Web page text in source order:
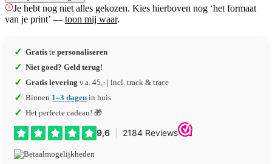
Je hebt nog niet alles gekozen. Kies hierboven nog ‘het formaat
van je print’ — toon mij waar.
✓ Gratis te personaliseren
✓ Niet goed? Geld terug!
✓ Gratis levering v.a. 45,- | incl. track & trace
✓ Binnen 1–3 dagen in huis
✓ Het perfecte cadeau! 🎁